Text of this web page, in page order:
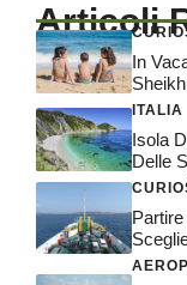
Articoli
In
ITALIA
Isola
Delle